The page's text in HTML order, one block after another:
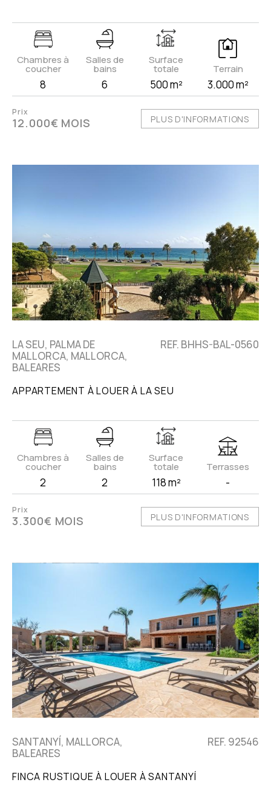
Chambres à
coucher
8
Salles de
bains
6
Surface
totale
500 m²
Terrain
3.000 m²
Prix
12.000€ MOIS PLUS D'INFORMATIONS
LA SEU, PALMA DE
MALLORCA, MALLORCA,
BALEARES
REF. BHHS-BAL-0560
APPARTEMENT À LOUER À LA SEU
Chambres à
coucher
2
Salles de
bains
2
Surface
totale
118 m²
Terrasses
-
Prix
3.300€ MOIS PLUS D'INFORMATIONS
SANTANYÍ, MALLORCA,
BALEARES
REF. 92546
FINCA RUSTIQUE À LOUER À SANTANYÍ